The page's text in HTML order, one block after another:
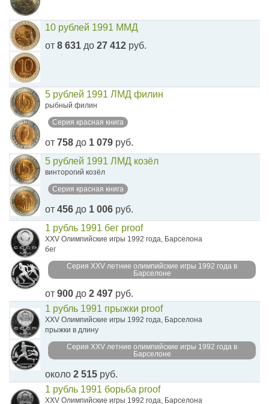
10 рублей 1991 ММД
от 8 631 до 27 412 руб.
5 рублей 1991 ЛМД филин
рыбный филин
Серия красная книга
от 758 до 1 079 руб.
5 рублей 1991 ЛМД козёл
винторогий козёл
Серия красная книга
от 456 до 1 006 руб.
1 рубль 1991 бег proof
XXV Олимпийские игры 1992 года, Барселона
бег
Серия XXV летние олимпийские игры 1992 года в
Барселоне
от 900 до 2 497 руб.
1 рубль 1991 прыжки proof
XXV Олимпийские игры 1992 года, Барселона
прыжки в длину
Серия XXV летние олимпийские игры 1992 года в
Барселоне
около 2 515 руб.
1 рубль 1991 борьба proof
XXV Олимпийские игры 1992 года, Барселона